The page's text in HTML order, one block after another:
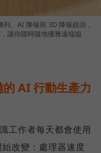
、AI 降噪與 3D 降噪鏡頭，
讓你隨時隨地優雅遠端協
AI 行動生產力
工作者每天都會使用
改變：處理器速度